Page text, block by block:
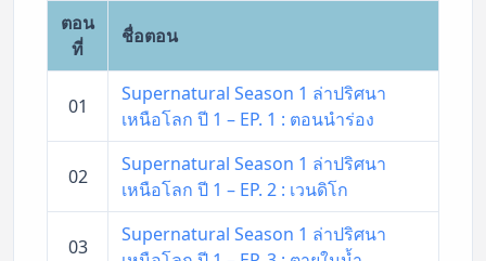
ตอน
ที่
ชื่อตอน
01
Supernatural Season 1 ล่าปริศนา
เหนือโลก ปี 1 – EP. 1 : ตอนนำร่อง
02
Supernatural Season 1 ล่าปริศนา
เหนือโลก ปี 1 – EP. 2 : เวนดิโก
03
Supernatural Season 1 ล่าปริศนา